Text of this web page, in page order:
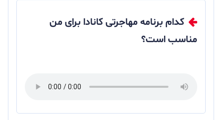
کدام برنامه مهاجرتی کانادا برای من
مناسب است؟